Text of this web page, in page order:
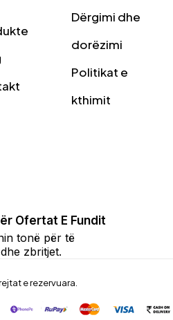
Dërgimi dhe
dorëzimi
Politikat e
kthimit
Ofertat E Fundit
tonë për të
zbritjet.
e rezervuara.